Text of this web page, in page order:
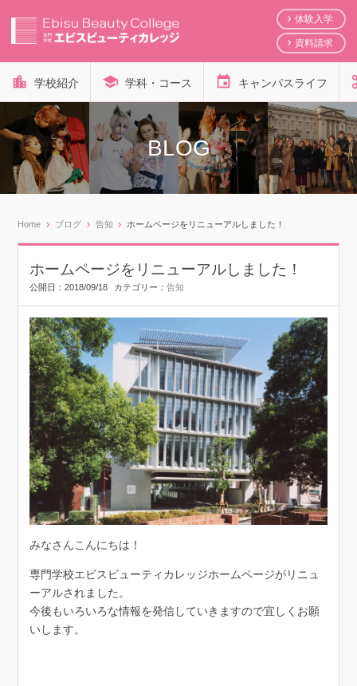
体験入学
資料請求
学校紹介 学科・コース キャンパスライフ
BLOG
Home ブログ 告知 ホームページをリニューアルしました！
ホームページをリニューアルしました！
公開日：2018/09/18 カテゴリー： 告知
みなさんこんにちは！
専門学校エビスビューティカレッジホームページがリニュ
ーアルされました。
今後もいろいろな情報を発信していきますので宜しくお願
いします。